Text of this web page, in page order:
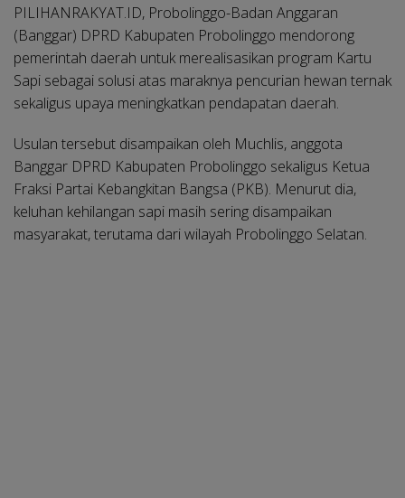
PILIHANRAKYAT.ID, Probolinggo-Badan Anggaran
(Banggar) DPRD Kabupaten Probolinggo mendorong
pemerintah daerah untuk merealisasikan program Kartu
Sapi sebagai solusi atas maraknya pencurian hewan ternak
sekaligus upaya meningkatkan pendapatan daerah.
Usulan tersebut disampaikan oleh Muchlis, anggota
Banggar DPRD Kabupaten Probolinggo sekaligus Ketua
Fraksi Partai Kebangkitan Bangsa (PKB). Menurut dia,
keluhan kehilangan sapi masih sering disampaikan
masyarakat, terutama dari wilayah Probolinggo Selatan.